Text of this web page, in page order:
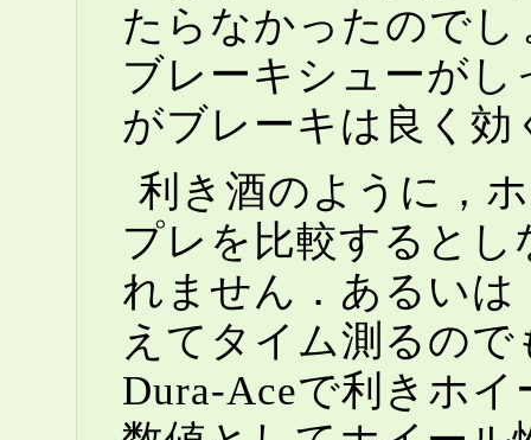
たらなかったのでし
ブレーキシューが
がブレーキは良く効
利き酒のように，
プレを比較すると
れません．あるい
えてタイム測るの
Dura-Aceで利きホ